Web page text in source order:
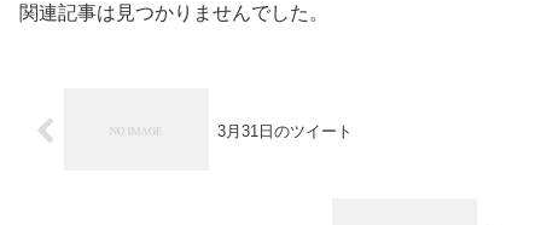
関連記事は見つかりませんでした。
3月31日のツイート